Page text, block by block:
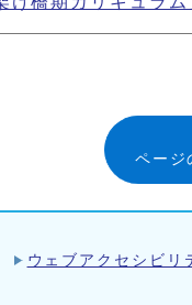
ページ
ウェブアクセシビリ